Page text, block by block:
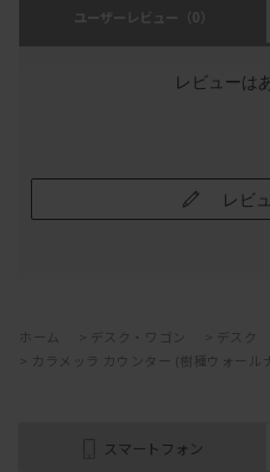
ユーザーレビュー （0）
レビューは
レビ
ホーム デスク・ワゴン
デスク
カラメッラ カウンター (樹種ウォール
スマートフォン